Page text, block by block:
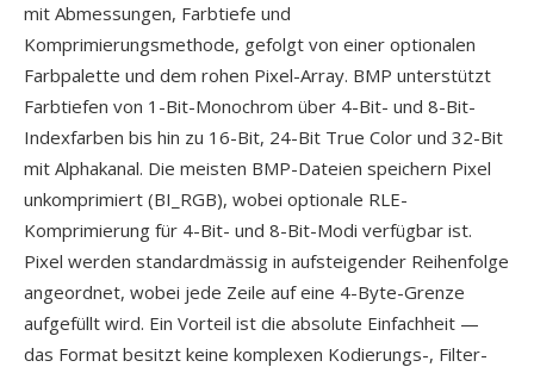
mit Abmessungen, Farbtiefe und
Komprimierungsmethode, gefolgt von einer optionalen
Farbpalette und dem rohen Pixel-Array. BMP unterstützt
Farbtiefen von 1-Bit-Monochrom über 4-Bit- und 8-Bit-
Indexfarben bis hin zu 16-Bit, 24-Bit True Color und 32-Bit
mit Alphakanal. Die meisten BMP-Dateien speichern Pixel
unkomprimiert (BI_RGB), wobei optionale RLE-
Komprimierung für 4-Bit- und 8-Bit-Modi verfügbar ist.
Pixel werden standardmässig in aufsteigender Reihenfolge
angeordnet, wobei jede Zeile auf eine 4-Byte-Grenze
aufgefüllt wird. Ein Vorteil ist die absolute Einfachheit —
das Format besitzt keine komplexen Kodierungs-, Filter-